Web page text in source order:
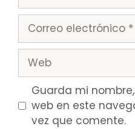
Correo
electrónico
Web
Guarda mi
web en este
vez que comente.